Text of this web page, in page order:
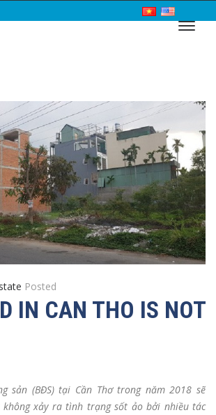
Posted
IN CAN THO IS NOT
sản (BĐS) tại Cần Thơ trong năm 2018 sẽ
xảy ra tình trạng sốt ảo bởi nhiều tác